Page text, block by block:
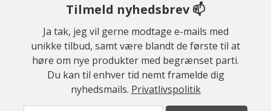
Tilmeld nyhedsbrev 📫
Ja tak, jeg vil gerne modtage e-mails med
unikke tilbud, samt være blandt de første til at
høre om nye produkter med begrænset parti.
Du kan til enhver tid nemt framelde dig
nyhedsmails. Privatlivspolitik